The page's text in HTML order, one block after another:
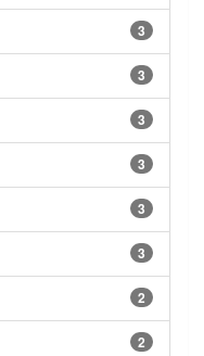
3
3
3
3
3
3
2
2